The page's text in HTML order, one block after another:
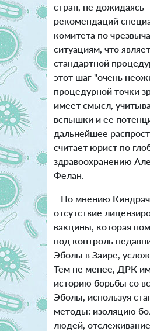
стран, не дожидаясь
рекомендаций
комитета по
ситуациям, что
стандартной
этот шаг "очень
процедурной точки
имеет смысл,
вспышки и ее
дальнейшее
считает юрист по
здравоохранению
Фелан.
По мнению
отсутствие
вакцины, которая
под контроль
Эболы в Заире,
Тем не менее, ДРК
историю борьбы со
Эболы, используя
методы: изоляцию
людей,